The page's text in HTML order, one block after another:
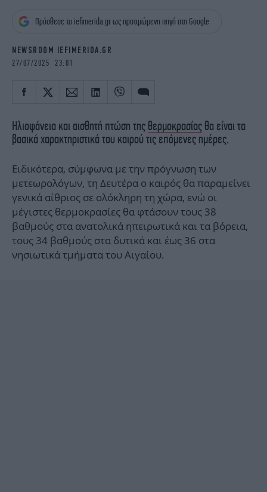
OSCARS
THE OCEAN
Πρόσθεσε το iefimerida.gr ως προτιμώμενη πηγή στη Google
NEWSROOM IEFIMERIDA.GR
27/07/2025 23:01
Ηλιοφάνεια και αισθητή πτώση της θερμοκρασίας θα είναι τα
βασικά χαρακτηριστικά του καιρού τις επόμενες ημέρες.
Ειδικότερα, σύμφωνα με την πρόγνωση των
μετεωρολόγων, τη Δευτέρα ο καιρός θα παραμείνει
γενικά αίθριος σε ολόκληρη τη χώρα, ενώ οι
μέγιστες θερμοκρασίες θα φτάσουν τους 38
βαθμούς στα ανατολικά ηπειρωτικά και τα βόρεια,
τους 34 βαθμούς στα δυτικά και έως 36 στα
νησιωτικά τμήματα του Αιγαίου.